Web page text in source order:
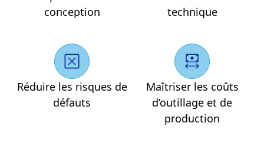
conception
technique
Réduire les risques de
défauts
Maîtriser les coûts
d’outillage et de
production